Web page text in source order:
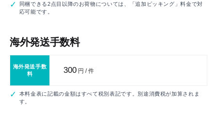
同梱できる2点目以降のお荷物については、「追加ピッキング」料金で対
応可能です。
海外発送手数料
海外発送手数
料
300 円 / 件
本料金表に記載の金額はすべて税別表記です。別途消費税が加算されま
す。